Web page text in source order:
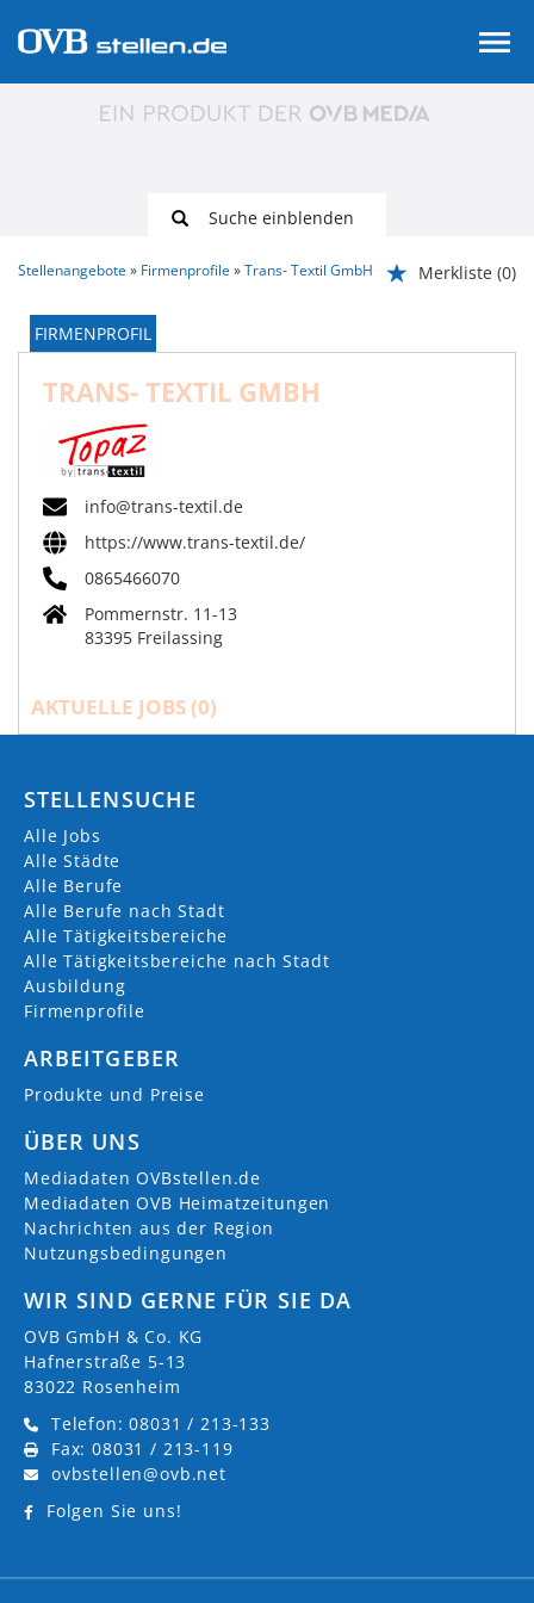
Suche einblenden
Stellenangebote Firmenprofile Trans- Textil GmbH Merkliste (0)
FIRMENPROFIL
TRANS- TEXTIL GMBH
info@trans-textil.de
https://www.trans-textil.de/
0865466070
Pommernstr. 11-13
83395 Freilassing
AKTUELLE JOBS (0)
STELLENSUCHE
Alle Jobs
Alle Städte
Alle Berufe
Alle Berufe nach Stadt
Alle Tätigkeitsbereiche
Alle Tätigkeitsbereiche nach Stadt
Ausbildung
Firmenprofile
ARBEITGEBER
Produkte und Preise
ÜBER UNS
Mediadaten OVBstellen.de
Mediadaten OVB Heimatzeitungen
Nachrichten aus der Region
Nutzungsbedingungen
WIR SIND GERNE FÜR SIE DA
OVB GmbH & Co. KG
Hafnerstraße 5-13
83022 Rosenheim
Telefon: 08031 / 213-133
Fax: 08031 / 213-119
ovbstellen@ovb.net
Folgen Sie uns!